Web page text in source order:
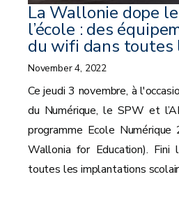
La Wallonie dope
l’école : des
du wifi dans toutes
November 4, 2022
Ce jeudi 3 novembre, à
du Numérique, le SPW et
programme Ecole
Wallonia for Education).
toutes les implantations